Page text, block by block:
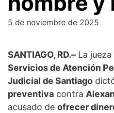
5 de noviembre de 2025
SANTIAGO, RD.– La jueza
Servicios de Atención
Judicial de Santiago
preventiva contra
acusado de ofrecer